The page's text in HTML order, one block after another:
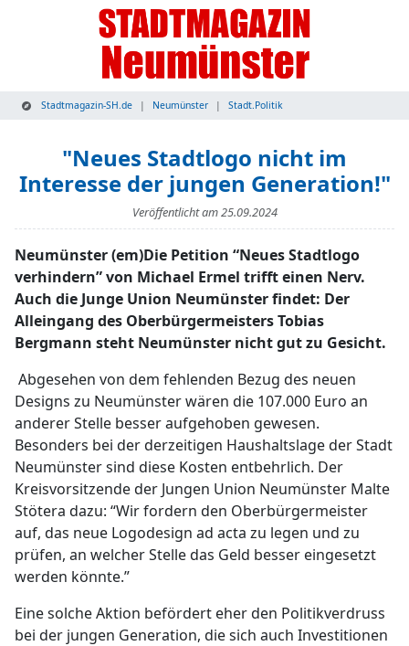
Stadtmagazin-SH.de Neumünster Stadt.Politik
"Neues Stadtlogo nicht im
Interesse der jungen Generation!"
Veröffentlicht am25.09.2024
Neumünster (em)Die Petition “Neues Stadtlogo
verhindern” von Michael Ermel trifft einen Nerv.
Auch die Junge Union Neumünster findet: Der
Alleingang des Oberbürgermeisters Tobias
Bergmann steht Neumünster nicht gut zu Gesicht.
Abgesehen von dem fehlenden Bezug des neuen
Designs zu Neumünster wären die 107.000 Euro an
anderer Stelle besser aufgehoben gewesen.
Besonders bei der derzeitigen Haushaltslage der Stadt
Neumünster sind diese Kosten entbehrlich. Der
Kreisvorsitzende der Jungen Union Neumünster Malte
Stötera dazu: “Wir fordern den Oberbürgermeister
auf, das neue Logodesign ad acta zu legen und zu
prüfen, an welcher Stelle das Geld besser eingesetzt
werden könnte.”
Eine solche Aktion befördert eher den Politikverdruss
bei der jungen Generation, die sich auch Investitionen